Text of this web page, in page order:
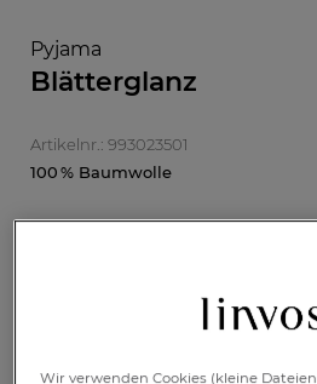
Pyjama
Blätterglanz
Artikelnr.: 993023501
100 % Baumwolle
38/40
Wir verwenden Cookies (kleine